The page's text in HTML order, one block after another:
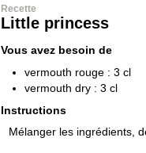
Recette
Little princess
Vous avez besoin de
vermouth rouge : 3 cl
vermouth dry : 3 cl
Instructions
Mélanger les ingrédients,